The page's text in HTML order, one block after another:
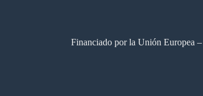
Financiado por la Unión Europea